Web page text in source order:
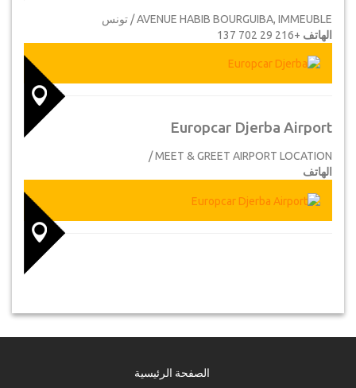
AVENUE HABIB BOURGUIBA, IMMEUBLE / تونس
الهاتف +216 29 702 137
Europcar Djerba Airport
MEET & GREET AIRPORT LOCATION /
الهاتف
الصفحة الرئيسية